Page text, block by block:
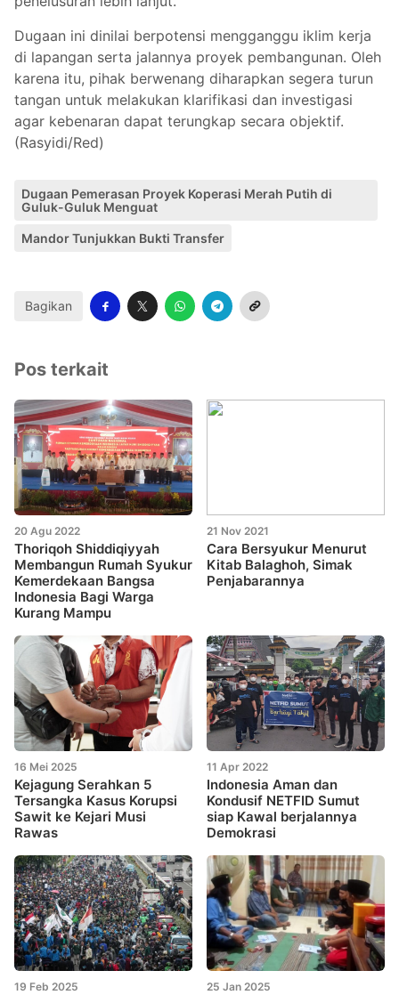
Dugaan ini dinilai berpotensi mengganggu iklim kerja
di lapangan serta jalannya proyek pembangunan. Oleh
karena itu, pihak berwenang diharapkan segera turun
tangan untuk melakukan klarifikasi dan investigasi
agar kebenaran dapat terungkap secara objektif.
(Rasyidi/Red)
Dugaan Pemerasan Proyek Koperasi Merah Putih di
Guluk-Guluk Menguat
Mandor Tunjukkan Bukti Transfer
Bagikan
Pos terkait
20 Agu 2022
Thoriqoh Shiddiqiyyah
Membangun Rumah Syukur
Kemerdekaan Bangsa
Indonesia Bagi Warga
Kurang Mampu
21 Nov 2021
Cara Bersyukur Menurut
Kitab Balaghoh, Simak
Penjabarannya
16 Mei 2025
Kejagung Serahkan 5
Tersangka Kasus Korupsi
Sawit ke Kejari Musi
Rawas
11 Apr 2022
Indonesia Aman dan
Kondusif NETFID Sumut
siap Kawal berjalannya
Demokrasi
19 Feb 2025 25 Jan 2025